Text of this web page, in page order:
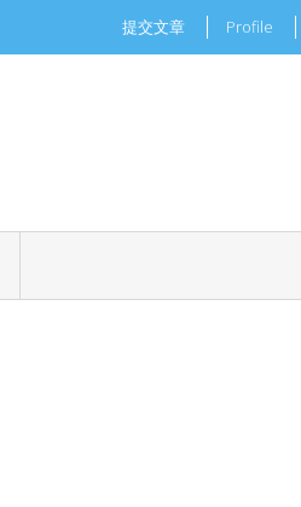
提交文章 Profile